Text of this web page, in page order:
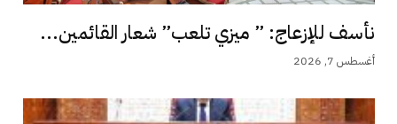
نأسف للإزعاج: ” ميزي تلعب” شعار القائمين...
أغسطس 7, 2026